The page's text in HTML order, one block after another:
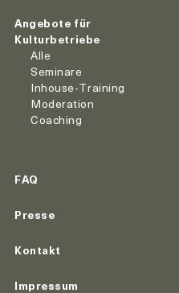
Angebote für
Kulturbetriebe
Alle
Seminare
Inhouse-Training
Moderation
Coaching
FAQ
Presse
Kontakt
Impressum